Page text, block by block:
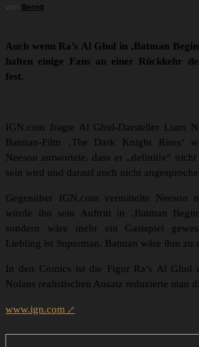
von Bernd
Auch wenn Ra’s Al Ghul in ‚Batman
halten einige Fans an einer Rückkehr
fest.
IGN.com fragte Al Ghul-Darsteller Liam
Batman-Film ‚The Dark Knight Rises‘
Neeson antwortete, dass er „definitiv“
sein wird und darauf auch nicht
Gegenüber IGN.com vermittelte Neeson
würde ihn sein Auftritt in ‚Batman
sondern wäre mehr ein Gastspiel
Liebling ist Superman. Batman wäre ihm zu
In den Comics ist die Figur Ra’s Al Ghul
Nolans realistischen Ansatz reduzierte man
www.ign.com